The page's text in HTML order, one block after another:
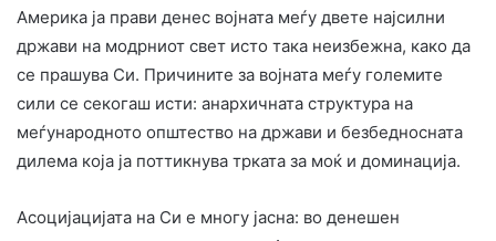
Америка ја прави денес војната меѓу двете најсилни
држави на модрниот свет исто така неизбежна, како да
се прашува Си. Причините за војната меѓу големите
сили се секогаш исти: анархичната структура на
меѓународното општество на држави и безбедносната
дилема која ја поттикнува трката за моќ и доминација.
Асоцијацијата на Си е многу јасна: во денешен